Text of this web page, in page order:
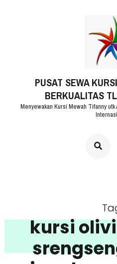
PUSAT SEWA
BERKUALITAS
Menyewakan Kursi Mewah Tifanny
kursi